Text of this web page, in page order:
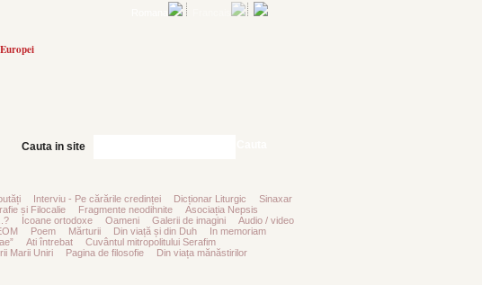
Cauta in site
Interviu - Pe cărările credinței Dicționar Liturgic
Sinaxar
și Filocalie Fragmente neodihnite
Asociația Nepsis
Icoane ortodoxe Oameni Galerii de imagini
Audio / video
Poem Mărturii Din viață și din Duh
In memoriam
Ati întrebat
Cuvântul mitropolitului Serafim
Marii Uniri Pagina de filosofie
Din viața mănăstirilor